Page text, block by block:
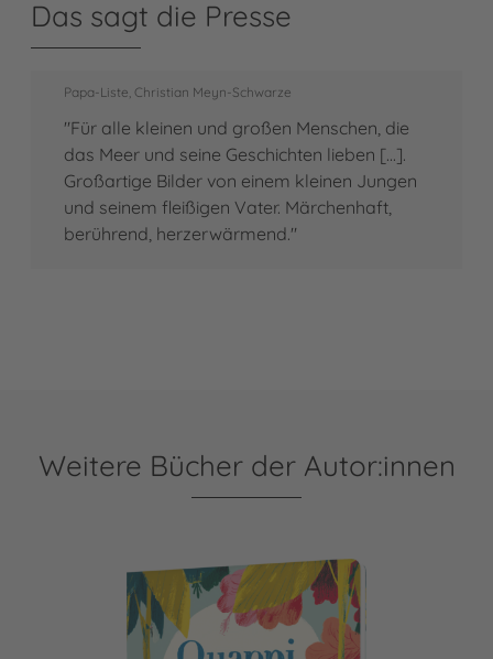
Das sagt die Presse
Papa-Liste, Christian Meyn-Schwarze
"Für alle kleinen und großen Menschen, die
das Meer und seine Geschichten lieben [...].
Großartige Bilder von einem kleinen Jungen
und seinem fleißigen Vater. Märchenhaft,
berührend, herzerwärmend."
Weitere Bücher der Autor:innen